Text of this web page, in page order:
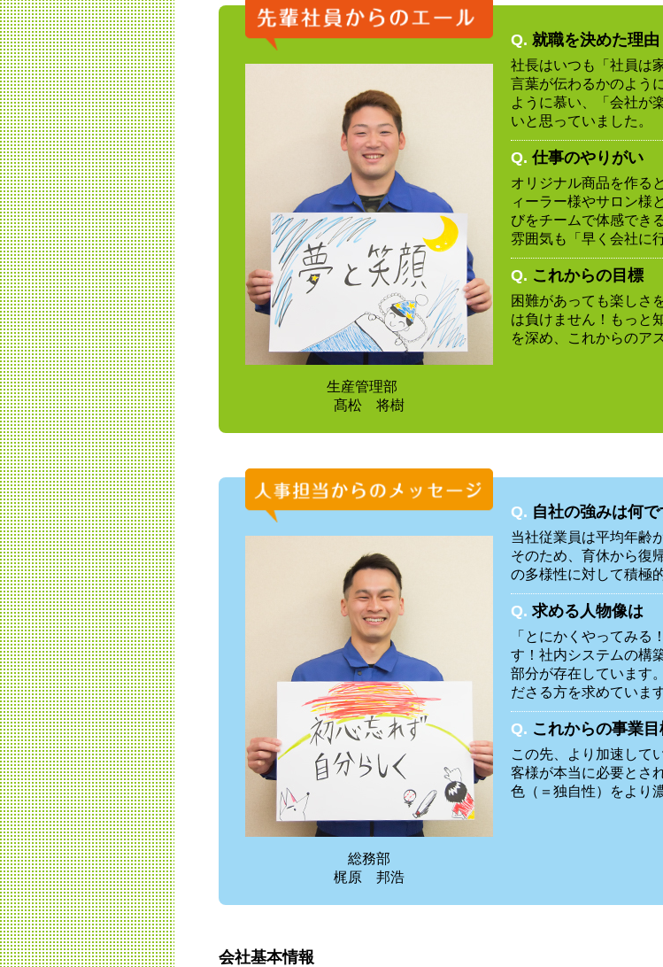
生産管理部
髙松 将樹
Q. 就職を決めた理由
社長はいつも「社員は
言葉が伝わるかのよう
ように慕い、「会社が
いと思っていました。
Q. 仕事のやりがい
オリジナル商品を作る
ィーラー様やサロン様
びをチームで体感でき
雰囲気も「早く会社に
Q. これからの目標
困難があっても楽しさ
は負けません！もっと
を深め、これからのア
総務部
梶原 邦浩
Q. 自社の強みは何
当社従業員は平均年齢
そのため、育休から復
の多様性に対して積極
Q. 求める人物像は
「とにかくやってみる
す！社内システムの構
部分が存在しています
ださる方を求めていま
Q. これからの事業目
この先、より加速して
客様が本当に必要とさ
色（＝独自性）をより
会社基本情報